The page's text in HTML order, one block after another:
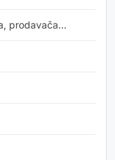
prodavača…